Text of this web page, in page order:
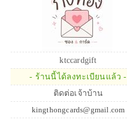
ktccardgift
- ร้านนี้ได้ลงทะเบียนแล้ว -
ติดต่อเจ้าบ้าน
kingthongcards@gmail.com